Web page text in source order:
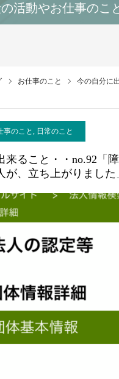
活動やお仕事のこ
お仕事のこと
今の自分に
事のこと, 日常のこと
来ること・・no.92「
が、立ち上がりました